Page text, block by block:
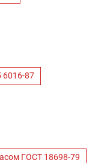
6016-87
ГОСТ 18698-79